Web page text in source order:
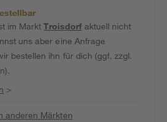
im MarktTroisdorfaktuell nicht
uns aber eine Anfrage
bestellen ihn für dich (ggf. zzgl.
>
anderen Märkten